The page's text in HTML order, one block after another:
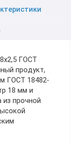
ГОСТ
продукт,
ГОСТ 18482-
18 мм и
из прочной